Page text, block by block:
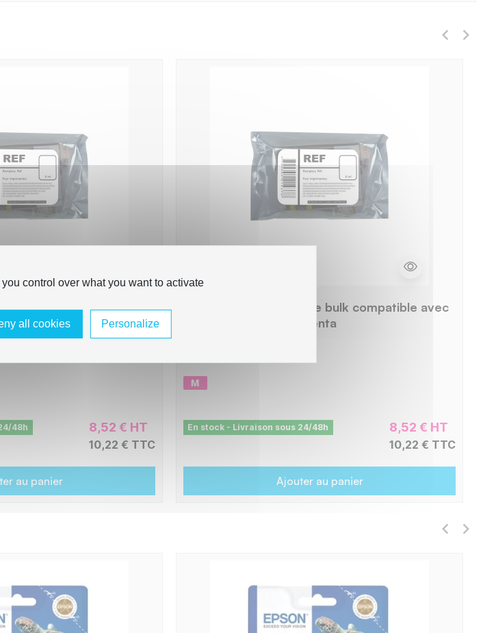
bulk compatible avec
48h 8,52 € HT
10,22 € TTC
au panier
Epson E1573 Cartouche bulk compatible avec
C13T15734010 - Magenta
En stock - Livraison sous 24/48h 8,52 € HT
10,22 € TTC
Ajouter au panier
control over what you want to activate
all cookies Personalize